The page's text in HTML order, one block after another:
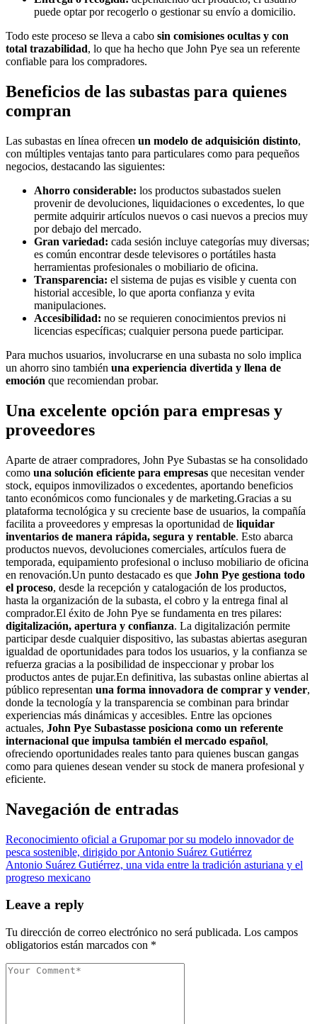
puede optar por recogerlo o gestionar su envío a domicilio.
Todo este proceso se lleva a cabo sin comisiones ocultas y con
total trazabilidad, lo que ha hecho que John Pye sea un referente
confiable para los compradores.
Beneficios de las subastas para quienes
compran
Las subastas en línea ofrecen un modelo de adquisición distinto,
con múltiples ventajas tanto para particulares como para pequeños
negocios, destacando las siguientes:
Ahorro considerable: los productos subastados suelen
provenir de devoluciones, liquidaciones o excedentes, lo que
permite adquirir artículos nuevos o casi nuevos a precios muy
por debajo del mercado.
Gran variedad: cada sesión incluye categorías muy diversas;
es común encontrar desde televisores o portátiles hasta
herramientas profesionales o mobiliario de oficina.
Transparencia: el sistema de pujas es visible y cuenta con
historial accesible, lo que aporta confianza y evita
manipulaciones.
Accesibilidad: no se requieren conocimientos previos ni
licencias específicas; cualquier persona puede participar.
Para muchos usuarios, involucrarse en una subasta no solo implica
un ahorro sino también una experiencia divertida y llena de
emoción que recomiendan probar.
Una excelente opción para empresas y
proveedores
Aparte de atraer compradores, John Pye Subastas se ha consolidado
como una solución eficiente para empresas que necesitan vender
stock, equipos inmovilizados o excedentes, aportando beneficios
tanto económicos como funcionales y de marketing.Gracias a su
plataforma tecnológica y su creciente base de usuarios, la compañía
facilita a proveedores y empresas la oportunidad de liquidar
inventarios de manera rápida, segura y rentable. Esto abarca
productos nuevos, devoluciones comerciales, artículos fuera de
temporada, equipamiento profesional o incluso mobiliario de oficina
en renovación.Un punto destacado es que John Pye gestiona todo
el proceso, desde la recepción y catalogación de los productos,
hasta la organización de la subasta, el cobro y la entrega final al
comprador.El éxito de John Pye se fundamenta en tres pilares:
digitalización, apertura y confianza. La digitalización permite
participar desde cualquier dispositivo, las subastas abiertas aseguran
igualdad de oportunidades para todos los usuarios, y la confianza se
refuerza gracias a la posibilidad de inspeccionar y probar los
productos antes de pujar.En definitiva, las subastas online abiertas al
público representan una forma innovadora de comprar y vender,
donde la tecnología y la transparencia se combinan para brindar
experiencias más dinámicas y accesibles. Entre las opciones
actuales, John Pye Subastasse posiciona como un referente
internacional que impulsa también el mercado español,
ofreciendo oportunidades reales tanto para quienes buscan gangas
como para quienes desean vender su stock de manera profesional y
eficiente.
Navegación de entradas
Reconocimiento oficial a Grupomar por su modelo innovador de
pesca sostenible, dirigido por Antonio Suárez Gutiérrez
Antonio Suárez Gutiérrez, una vida entre la tradición asturiana y el
progreso mexicano
Leave a reply
Tu dirección de correo electrónico no será publicada. Los campos
obligatorios están marcados con *